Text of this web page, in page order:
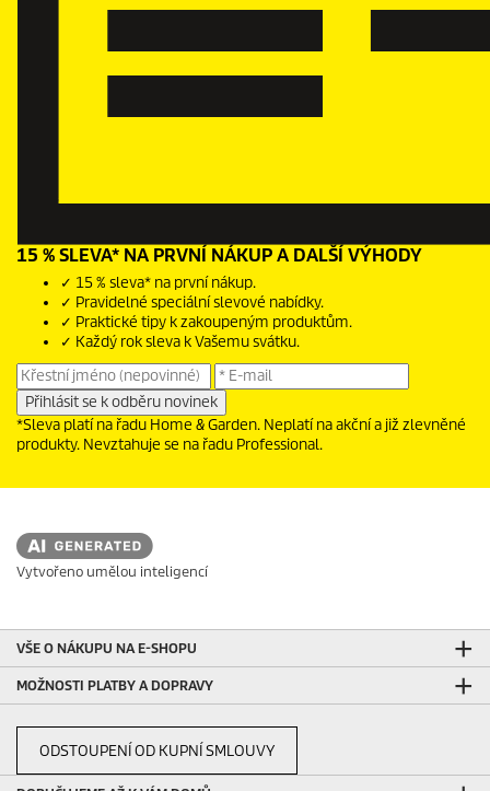
15 % SLEVA* NA PRVNÍ NÁKUP A DALŠÍ VÝHODY
✓ 15 % sleva* na první nákup.
✓ Pravidelné speciální slevové nabídky.
✓ Praktické tipy k zakoupeným produktům.
✓ Každý rok sleva k Vašemu svátku.
*Sleva platí na řadu Home & Garden. Neplatí na akční a již zlevněné
produkty. Nevztahuje se na řadu Professional.
Vytvořeno umělou inteligencí
VŠE O NÁKUPU NA E-SHOPU
MOŽNOSTI PLATBY A DOPRAVY
ODSTOUPENÍ OD KUPNÍ SMLOUVY